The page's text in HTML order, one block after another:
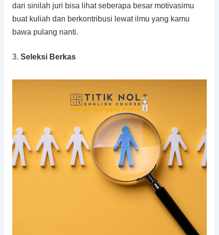
dari sinilah juri bisa lihat seberapa besar motivasimu
buat kuliah dan berkontribusi lewat ilmu yang kamu
bawa pulang nanti.
3.Seleksi Berkas